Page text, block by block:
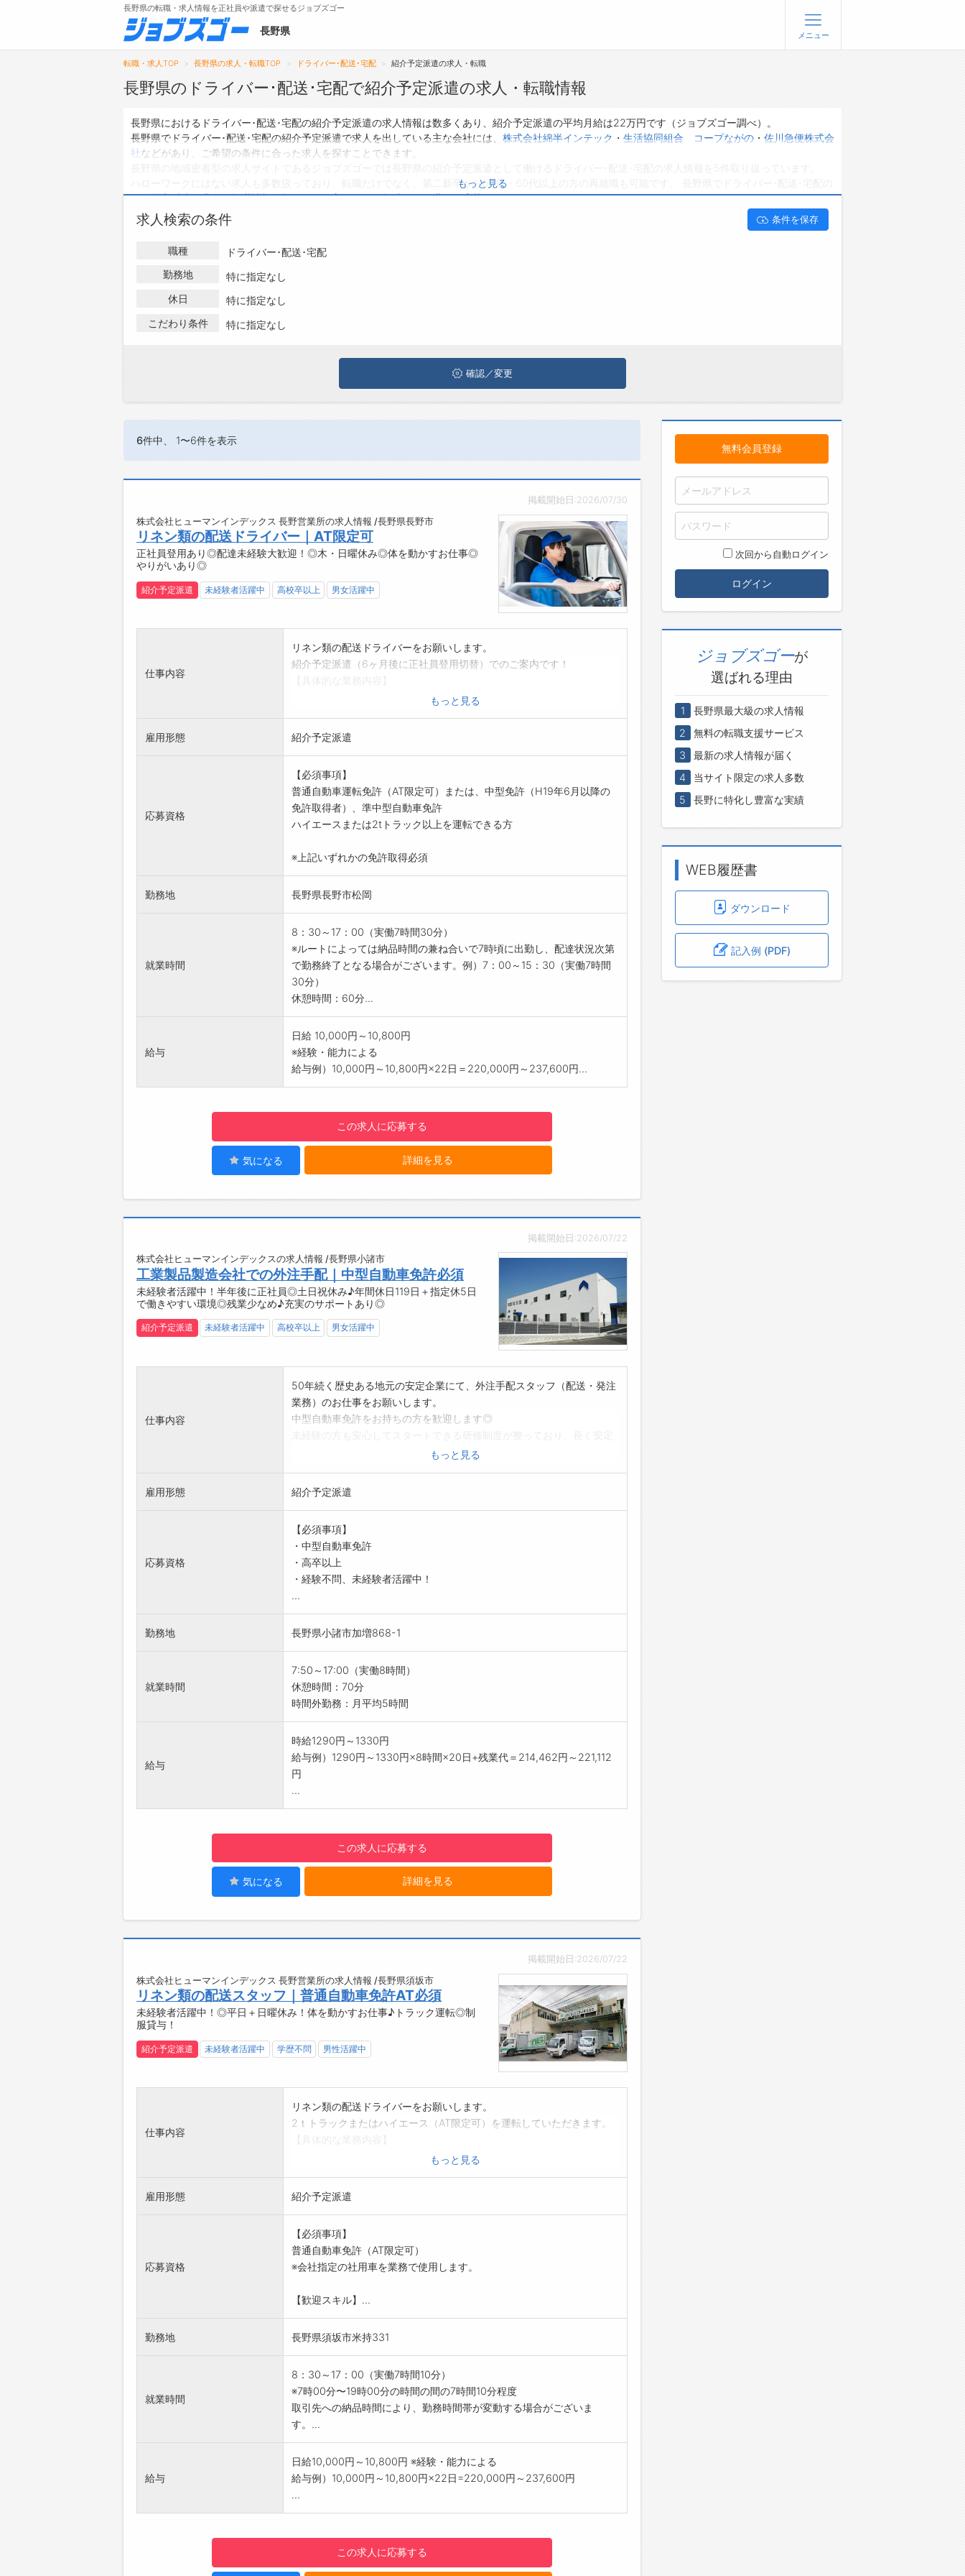
メニュー
トップ
長野県の求人検索で選ばれる理由
転職支援サービスについて
転職支援サービス
ジョブズゴーについて
長野県の転職・求人情報を正社員や派遣で探せるジョブズゴー
長野県 メニュー
転職・求人TOP 長野県の求人・転職TOP ドライバー･配送･宅配 紹介予定派遣の求人・転職
長野県のドライバー･配送･宅配で紹介予定派遣の求人・転職情報
長野県におけるドライバー･配送･宅配の紹介予定派遣の求人情報は数多くあり、紹介予定派遣の平均月給は22万円です（ジョブズゴー調べ）。
長野県でドライバー･配送･宅配の紹介予定派遣で求人を出している主な会社には、 株式会社綿半インテック ・ 生活協同組合 コープながの ・ 佐川急便株式会
社などがあり、ご希望の条件に合った求人を探すことできます。
ハローワークにはない求人も多数扱っており、転職だけでなく、第二新卒から50代・60代以上の方の再就職も可能です。 長野県でドライバー･配送･宅配の
紹介予定派遣の求人・転職情報を探している方は、ぜひ興味のある職種に応募してみてくださいね。
もっと見る
求人検索の条件 条件を保存
職種
ドライバー･配送･宅配
勤務地
特に指定なし
休日
特に指定なし
こだわり条件
特に指定なし
確認／変更
6件中、 1〜6件を表示
掲載開始日:2026/07/30
株式会社ヒューマンインデックス 長野営業所の求人情報 /長野県長野市
リネン類の配送ドライバー｜AT限定可
正社員登用あり◎配達未経験大歓迎！◎木・日曜休み◎体を動かすお仕事◎
やりがいあり◎
紹介予定派遣 未経験者活躍中 高校卒以上 男女活躍中
仕事内容
リネン類の配送ドライバーをお願いします。
紹介予定派遣（6ヶ月後に正社員登用切替）でのご案内です！
・リネン類（シーツ、タオル等）の集配業務
・伝票整理
・長野市エリア中心
【おすすめ♪】
・体を動かす仕事がしたい方にはオススメです。
◎荷物の積み込みや積み降ろしがあります！
【1日の業務の流れ】
・5～15件を回ります（客先は旅館・ホテルなど）
・きれいなリネン類をお届けし、同時に依頼されたリネン類を回収しま
す。
【やりがい】
・行く先々の担当者の方と顔なじみになれ信頼していただき、追加発注
をもらえます。
【研修制度】
・入社後は、配送の補助担当としてお仕事に慣れていただきます！
・日勤帯のみの勤務
・休憩は出先で取ります。
・木曜日と日曜日休みのため、プライベートとメリハリをつけてお仕事
・大型連休の前後は比較的忙しくなります。
制服は貸与となりますので、
入社前に制服合わせがあります。
☆----------------------------------------☆
◆ご不明点はいつでもご相談ください！
即日対応!!フォロー体制もバッチリ
登録はご自宅からお電話で可能です◎
☆----------------------------------------☆
◆職場見学可能！自分が働くイメージができます。
みなさまのご応募を心よりお待ちしております＾＾
もっと見る
雇用形態 紹介予定派遣
応募資格
【必須事項】
普通自動車運転免許（AT限定可）または、中型免許（H19年6月以降の
免許取得者）、準中型自動車免許
ハイエースまたは2tトラック以上を運転できる方
※上記いずれかの免許取得必須
勤務地 長野県長野市松岡
就業時間
8：30～17：00（実働7時間30分）
※ルートによっては納品時間の兼ね合いで7時頃に出勤し、配達状況次第
で勤務終了となる場合がございます。例）7：00～15：30（実働7時間
30分）
休憩時間：60分...
給与
日給 10,000円～10,800円
※経験・能力による
給与例）10,000円～10,800円×22日＝220,000円～237,600円...
この求人に応募する
気になる 詳細を見る
掲載開始日:2026/07/22
株式会社ヒューマンインデックスの求人情報 /長野県小諸市
工業製品製造会社での外注手配｜中型自動車免許必須
未経験者活躍中！半年後に正社員◎土日祝休み♪年間休日119日＋指定休5日
で働きやすい環境◎残業少なめ♪充実のサポートあり◎
紹介予定派遣 未経験者活躍中 高校卒以上 男女活躍中
仕事内容
50年続く歴史ある地元の安定企業にて、外注手配スタッフ（配送・発注
業務）のお仕事をお願いします。
中型自動車免許をお持ちの方を歓迎します◎
・協力会社への加工依頼・発注業務
・製品・部材の引取りや配送（4t・1.5tトラック、ワンボックス車を使
◎配送エリア：東信地域を中心に、関東方面への配送・引取り （毎回長
距離配送を行うのではなく、業務内容に応じて配送や引取りを行いま
す。）
・社内の製造スタッフや協力会社との調整・納期管理
・生産が円滑に進むよう、外注先との連携やスケジュール管理
【研修制度】
1）座学
2）自社製品を覚えていただくために、生産現場での作業体験や製品の
配達を経験し、会社全体の流れを把握していただきます。
3）先輩社員に同行し、OJT研修をしっかり行います。
◎一人立ちまで、6ヶ月程度を目安に考えています。
・紹介予定派遣のため、半年後には直接雇用（正社員）になります！
・安定した環境でキャリアアップを目指せるため、将来を見据えて働き
たい方にもおすすめです◎
【おすすめポイント】
◆未経験歓迎！
・製造業や発注業務の経験がない方でも大丈夫です◎
・先輩社員が丁寧にレクチャーしますので、安心して業務をスタートで
きます♪
・月5時間程度と少なく、メリハリをつけた働き方ができます。
・趣味や家族との時間も大切にしながら働ける環境です♪
◆地域密着の安定企業！
・50年の歴史を持つ企業で、腰を据えて長く働きたい方におすすめで
す。
【やりがい】
・会社のモノづくりを支える重要な役割を担える、やりがいのある仕事
◇中型免許を活かして働きたい方
◆未経験から製造業にチャレンジしたい方
◇安定した企業で長く働きたい方
◆ワークライフバランスを大切にしたい方
☆----------------------------------------☆
◆給与前払い制度あり！
簡単申請！簡単受取！日払い即日払い対応！
即日対応!!フォロー体制もバッチリ
☆----------------------------------------☆
◆職場見学可能！自分が働くイメージができます。
みなさまのご応募を心よりお待ちしております＾＾
☆----------------------------------------☆
もっと見る
雇用形態 紹介予定派遣
応募資格
【必須事項】
・中型自動車免許
・高卒以上
・経験不問、未経験者活躍中！
...
勤務地 長野県小諸市加増868-1
就業時間
7:50～17:00（実働8時間）
休憩時間：70分
時間外勤務：月平均5時間
給与
時給1290円～1330円
給与例）1290円～1330円×8時間×20日+残業代＝214,462円～221,112
円
...
この求人に応募する
気になる 詳細を見る
掲載開始日:2026/07/22
株式会社ヒューマンインデックス 長野営業所の求人情報 /長野県須坂市
リネン類の配送スタッフ｜普通自動車免許AT必須
未経験者活躍中！◎平日＋日曜休み！体を動かすお仕事♪トラック運転◎制
服貸与！
紹介予定派遣 未経験者活躍中 学歴不問 男性活躍中
仕事内容
リネン類の配送ドライバーをお願いします。
2ｔトラックまたはハイエース（AT限定可）を運転していただきます。
・リネン類（シーツ、タオル等）の集配業務
※納品するリネン類は水分を含んでいないため比較的軽いです
※集配の際に、次の注文をいただく営業業務もあり
※10～30㎏の荷物の積み込み積み降ろしがあるので、体を動かす仕事を
希望される方に向いているお仕事です◎
・1日に5～6件、お客様先を回ります。（病院・介護施設など）
・きれいなリネン類をお届けし、同時に依頼されたリネン類を回収しま
す
・伝票のやり取り
・集荷終了後、拠点に戻り、自社クリーニング工場へ受け渡し
※お任せするルートによって就業時間帯が異なります。
【やりがい】
・行く先々の担当者の方と顔なじみになれ信頼して追加発注をもらえま
◇紹介予定派遣！
・半年後に正社員を目指せて、モチベーション高く働けます！
・電子レンジ
・食事/休憩スペースあり
・給茶機（無料）
もっと見る
雇用形態 紹介予定派遣
応募資格
【必須事項】
普通自動車免許（AT限定可）
※会社指定の社用車を業務で使用します。
【歓迎スキル】...
勤務地 長野県須坂市米持331
就業時間
8：30～17：00（実働7時間10分）
※7時00分〜19時00分の時間の間の7時間10分程度
取引先への納品時間により、勤務時間帯が変動する場合がございま
す。...
給与
日給10,000円～10,800円 ※経験・能力による
給与例）10,000円～10,800円×22日=220,000円～237,600円
...
この求人に応募する
無料会員登録
次回から自動ログイン
ログイン
ジョブズゴーが
選ばれる理由
1
長野県最大級の求人情報
2
無料の転職支援サービス
3
最新の求人情報が届く
4
当サイト限定の求人多数
5
長野に特化し豊富な実績
WEB履歴書
ダウンロード
記入例 (PDF)